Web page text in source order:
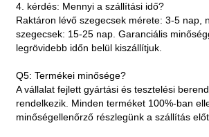
4. kérdés: Mennyi a szállítási idő?
Raktáron lévő szegecsek mérete: 3-5 nap,
szegecsek: 15-25 nap. Garanciális
legrövidebb időn belül kiszállítjuk.
Q5: Termékei minősége?
A vállalat fejlett gyártási és tesztelési
rendelkezik. Minden terméket 100%-ban
minőségellenőrző részlegünk a szállítás